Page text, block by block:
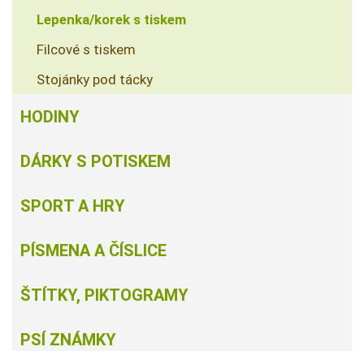
Lepenka/korek s tiskem
Filcové s tiskem
Stojánky pod tácky
HODINY
DÁRKY S POTISKEM
SPORT A HRY
PÍSMENA A ČÍSLICE
ŠTÍTKY, PIKTOGRAMY
PSÍ ZNÁMKY